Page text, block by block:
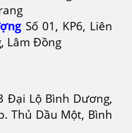
Số 01, KP6, Liên
Lâm Đồng
Đại Lộ Bình Dương,
Thủ Dầu Một, Bình